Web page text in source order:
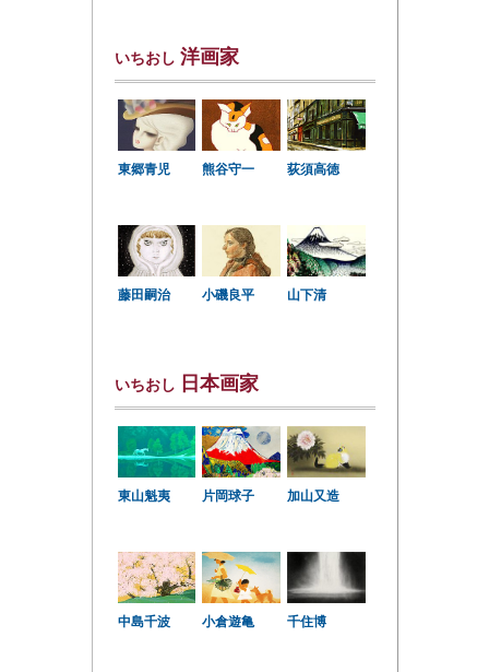
いちおし 洋画家
東郷青児 熊谷守一 荻須高徳
藤田嗣治 小磯良平 山下清
いちおし 日本画家
東山魁夷 片岡球子 加山又造
中島千波 小倉遊亀 千住博